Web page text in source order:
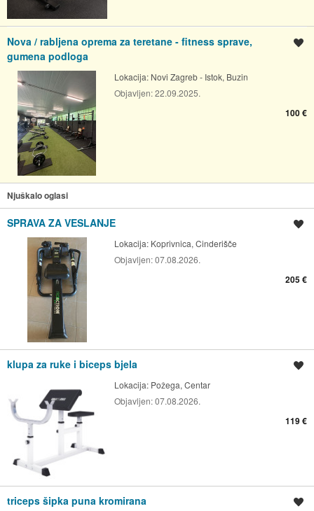
Nova / rabljena oprema za teretane - fitness sprave,
gumena podloga
Lokacija: Novi Zagreb - Istok, Buzin
Objavljen:22.09.2025.
100 €
Njuškalo oglasi
SPRAVA ZA VESLANJE
Lokacija: Koprivnica, Cinderišče
Objavljen:07.08.2026.
205 €
klupa za ruke i biceps bjela
Lokacija: Požega, Centar
Objavljen:07.08.2026.
119 €
triceps šipka puna kromirana